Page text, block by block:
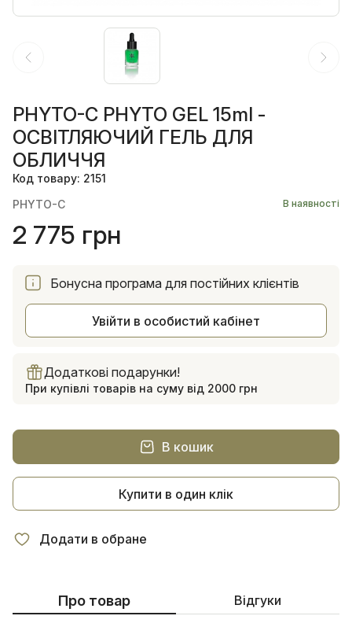
PHYTO-C PHYTO GEL 15ml -
ОСВІТЛЯЮЧИЙ ГЕЛЬ ДЛЯ
ОБЛИЧЧЯ
Код товару: 2151
PHYTO-C
В наявності
2 775 грн
Бонусна програма для постійних клієнтів
Увійти в особистий кабінет
Додаткові подарунки!
При купівлі товарів на суму від 2000 грн
В кошик
Купити в один клік
Додати в обране
Про товар Відгуки